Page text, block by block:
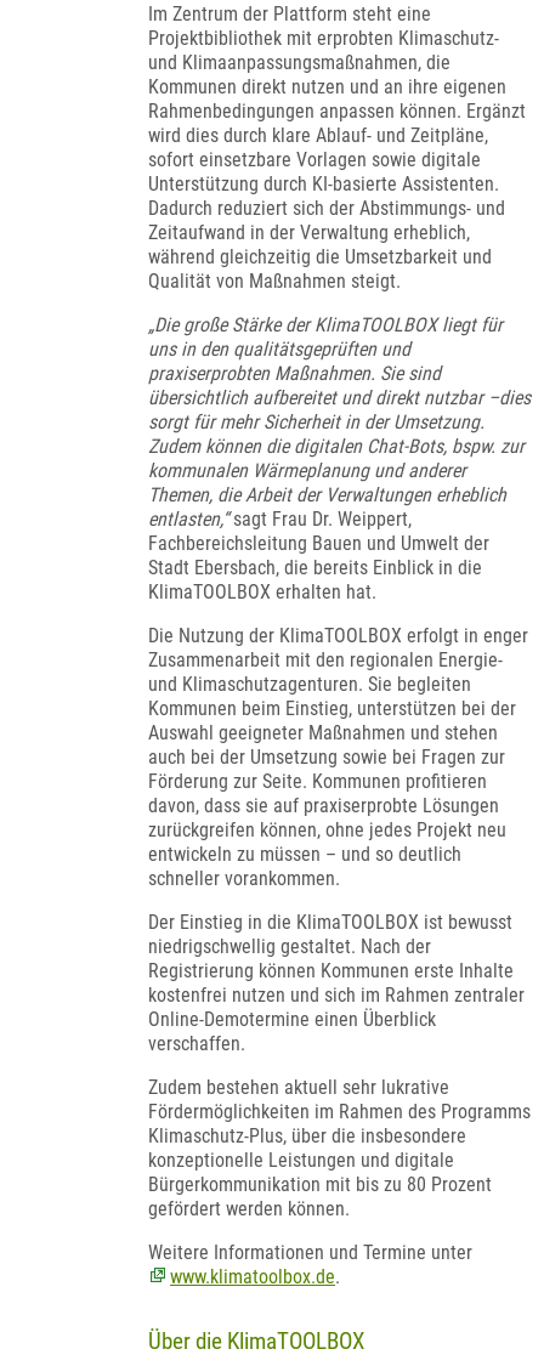
Im Zentrum der Plattform steht eine
Projektbibliothek mit erprobten Klimaschutz-
und Klimaanpassungsmaßnahmen, die
Kommunen direkt nutzen und an ihre eigenen
Rahmenbedingungen anpassen können. Ergänzt
wird dies durch klare Ablauf- und Zeitpläne,
sofort einsetzbare Vorlagen sowie digitale
Unterstützung durch KI-basierte Assistenten.
Dadurch reduziert sich der Abstimmungs- und
Zeitaufwand in der Verwaltung erheblich,
während gleichzeitig die Umsetzbarkeit und
Qualität von Maßnahmen steigt.
„Die große Stärke der KlimaTOOLBOX liegt für
uns in den qualitätsgeprüften und
praxiserprobten Maßnahmen. Sie sind
übersichtlich aufbereitet und direkt nutzbar –dies
sorgt für mehr Sicherheit in der Umsetzung.
Zudem können die digitalen Chat-Bots, bspw. zur
kommunalen Wärmeplanung und anderer
Themen, die Arbeit der Verwaltungen erheblich
entlasten,“sagt Frau Dr. Weippert,
Fachbereichsleitung Bauen und Umwelt der
Stadt Ebersbach, die bereits Einblick in die
KlimaTOOLBOX erhalten hat.
Die Nutzung der KlimaTOOLBOX erfolgt in enger
Zusammenarbeit mit den regionalen Energie-
und Klimaschutzagenturen. Sie begleiten
Kommunen beim Einstieg, unterstützen bei der
Auswahl geeigneter Maßnahmen und stehen
auch bei der Umsetzung sowie bei Fragen zur
Förderung zur Seite. Kommunen profitieren
davon, dass sie auf praxiserprobte Lösungen
zurückgreifen können, ohne jedes Projekt neu
entwickeln zu müssen – und so deutlich
schneller vorankommen.
Der Einstieg in die KlimaTOOLBOX ist bewusst
niedrigschwellig gestaltet. Nach der
Registrierung können Kommunen erste Inhalte
kostenfrei nutzen und sich im Rahmen zentraler
Online-Demotermine einen Überblick
verschaffen.
Zudem bestehen aktuell sehr lukrative
Fördermöglichkeiten im Rahmen des Programms
Klimaschutz-Plus, über die insbesondere
konzeptionelle Leistungen und digitale
Bürgerkommunikation mit bis zu 80 Prozent
gefördert werden können.
Weitere Informationen und Termine unter
www.klimatoolbox.de.
Über die KlimaTOOLBOX